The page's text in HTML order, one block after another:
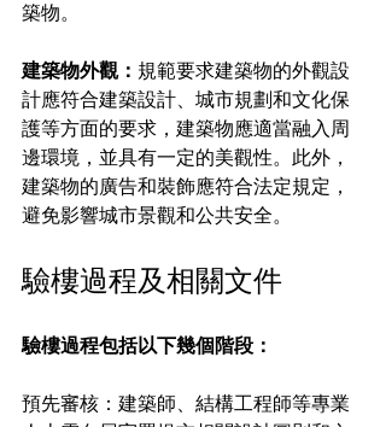
築物。
建築物外觀： 規範要求建築物的外觀設
計應符合建築設計、城市規劃和文化保
護等方面的要求，建築物應適當融入周
邊環境，並具有一定的美觀性。此外，
建築物的廣告和裝飾應符合法定規定，
避免影響城市景觀和公共安全。
驗樓過程及相關文件
驗樓過程包括以下幾個階段：
預先審核：建築師、結構工程師等專業